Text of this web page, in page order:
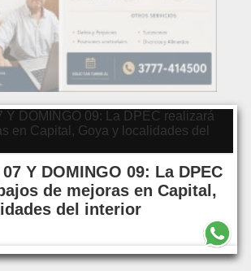
Y DOMINGO 09: La DPEC
de mejoras en Capital,
del interior